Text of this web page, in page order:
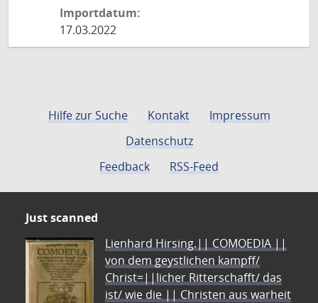
Importdatum:
17.03.2022
Hilfe zur Suche Kontakt
Impressum
Datenschutz
Feedback
RSS-Feed
Just scanned
Lienhard Hirsing.|| COMOEDIA ||
von dem geystlichen kampff/
Christ=||licher Ritterschafft/ das
ist/ wie die || Christen aus warheit